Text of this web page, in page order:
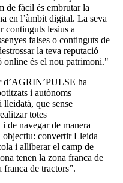
de fàcil és embrutar la
en l’àmbit digital. La seva
continguts lesius a
falses o continguts de
la teva reputació
online és el nou patrimoni."
d’AGRIN’PULSE ha
i autònoms
lleidatà, que sense
totes
de navegar de manera
objectiu: convertir Lleida
i alliberar el camp de
tenen la zona franca de
franca de tractors”.